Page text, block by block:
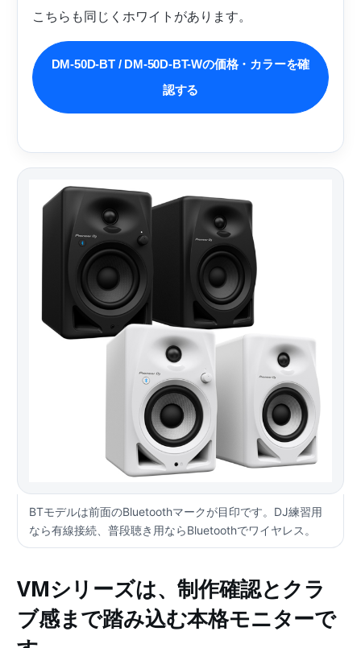
こちらも同じくホワイトがあります。
DM-50D-BT / DM-50D-BT-Wの価格・カラーを確
認する
BTモデルは前面のBluetoothマークが目印です。DJ練習用
なら有線接続、普段聴き用ならBluetoothでワイヤレス。
VMシリーズは、制作確認とクラ
ブ感まで踏み込む本格モニターで